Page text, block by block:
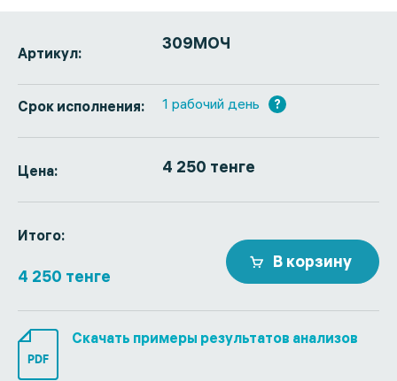
Артикул: 309МОЧ
Срок исполнения: 1 рабочий день ?
Цена: 4 250 тенге
Итого:
4 250 тенге
В корзину
PDF
Скачать примеры результатов анализов